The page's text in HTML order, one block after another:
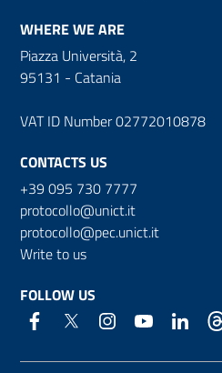
WHERE WE ARE
Piazza Università, 2
95131 - Catania
VAT ID Number 02772010878
CONTACTS US
+39 095 730 7777
protocollo@unict.it
protocollo@pec.unict.it
Write to us
FOLLOW US